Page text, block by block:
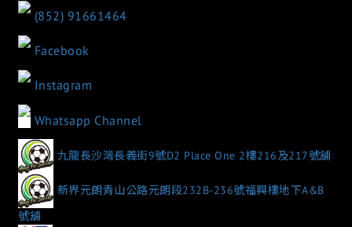
(852) 91661464
Facebook
Instagram
Whatsapp Channel
九龍長沙灣長義街9號D2 Place One 2樓216及217號舖
新界元朗青山公路元朗段232B-236號福興樓地下A&B
號舖